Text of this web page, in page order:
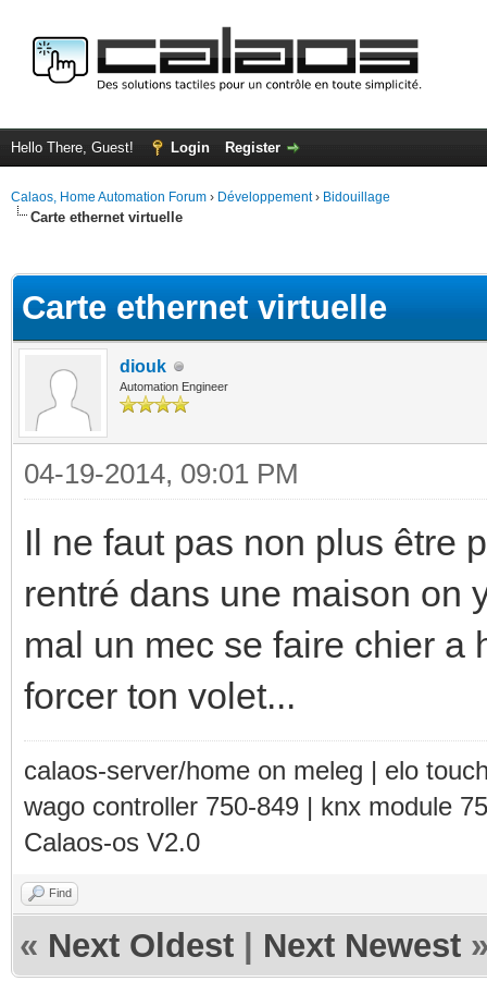
Hello There, Guest! Login Register
Calaos, Home Automation Forum › Développement› Bidouillage
Carte ethernet virtuelle
Carte ethernet virtuelle
diouk
Automation Engineer
04-19-2014, 09:01 PM
Il ne faut pas non plus être
rentré dans une maison on
mal un mec se faire chier a
forcer ton volet...
calaos-server/home on meleg | elo
wago controller 750-849 | knx module
Calaos-os V2.0
Find
« Next Oldest Next Newest